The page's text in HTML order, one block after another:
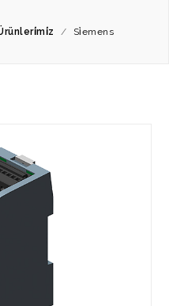
/ Si̇emens